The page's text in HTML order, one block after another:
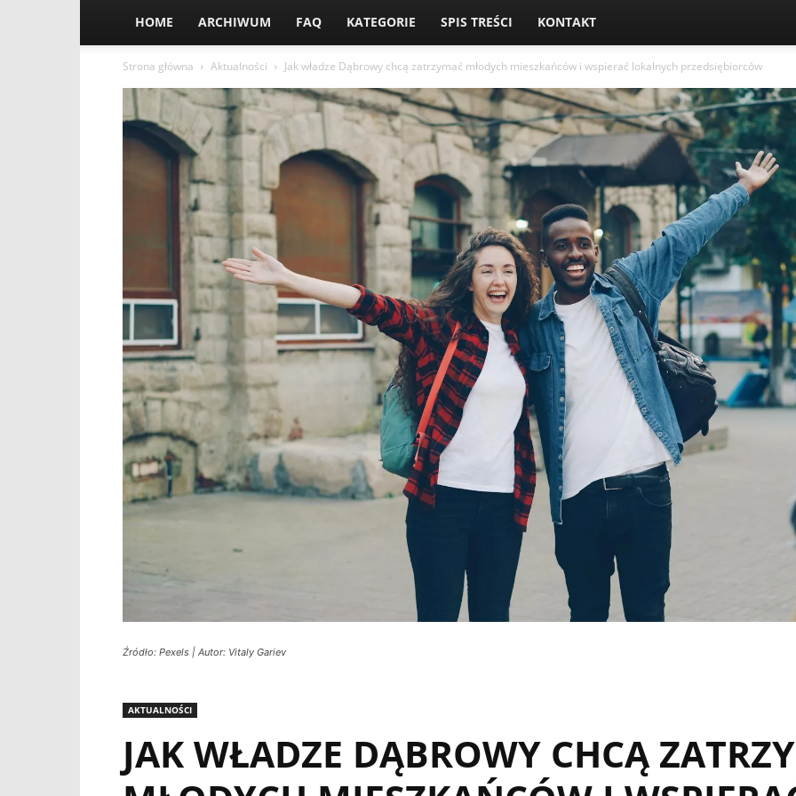
HOME ARCHIWUM FAQ KATEGORIE SPIS TREŚCI KONTAKT
Strona główna Aktualności Jak władze Dąbrowy chcą zatrzymać młodych mieszkańców i wspierać lokalnych przedsiębiorców
Źródło: Pexels | Autor: Vitaly Gariev
AKTUALNOŚCI
JAK WŁADZE DĄBROWY CHCĄ